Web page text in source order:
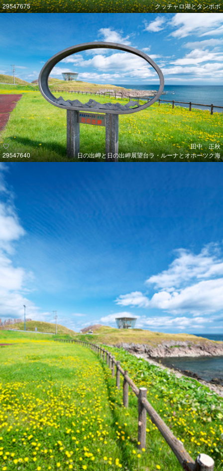
29547675
クッチャロ湖とタンポポ
29547640
田中 正秋
日の出岬と日の出岬展望台ラ・ルーナとオホーツク海